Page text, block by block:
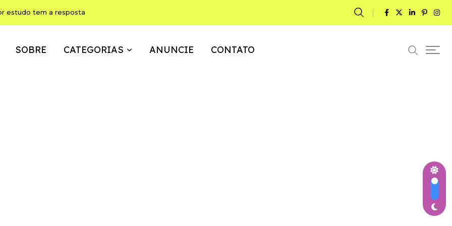
estudo tem a resposta
SOBRE CATEGORIAS ANUNCIE CONTATO